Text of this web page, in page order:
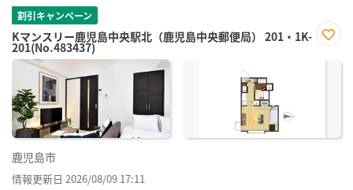
割引キャンペーン
Kマンスリー鹿児島中央駅北（鹿児島中央郵便局） 201・1K-
201(No.483437)
に入
鹿児島市
情報更新日 2026/08/09 17:11